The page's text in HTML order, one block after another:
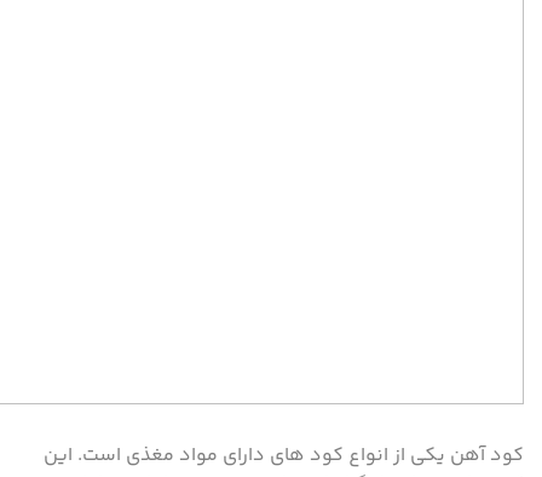
کود آهن یکی از انواع کود های دارای مواد مغذی است. این